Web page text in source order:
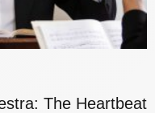
The Heartbeat